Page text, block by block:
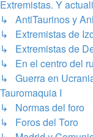
Extremistas. Y
↳ AntiTaurinos y
↳ Extremistas de
↳ Extremistas de
↳ En el centro del
↳ Guerra en
Tauromaquia I
↳ Normas del foro
↳ Foros del Toro